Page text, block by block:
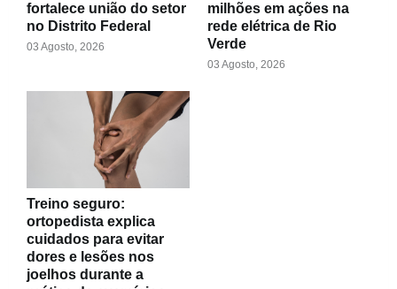
fortalece união do setor
no Distrito Federal
03 Agosto, 2026
milhões em ações na
rede elétrica de Rio
Verde
03 Agosto, 2026
Treino seguro:
ortopedista explica
cuidados para evitar
dores e lesões nos
joelhos durante a